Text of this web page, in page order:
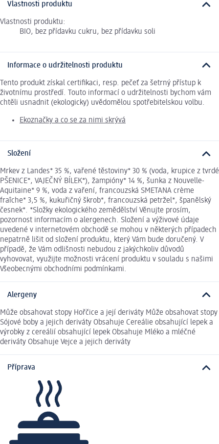
Vlastnosti produktu
Vlastnosti produktu:
BIO, bez přídavku cukru, bez přídavku soli
Informace o udržitelnosti produktu
Tento produkt získal certifikaci, resp. pečeť za šetrný přístup k
životnímu prostředí. Touto informací o udržitelnosti bychom vám
chtěli usnadnit (ekologicky) uvědomělou spotřebitelskou volbu.
Ekoznačky a co se za nimi skrývá
Složení
Mrkev z Landes* 35 %, vařené těstoviny* 30 % (voda, krupice z tvrdé
PŠENICE*, VAJEČNÝ BÍLEK*), žampióny* 14 %, šunka z Nouvelle-
Aquitaine* 9 %, voda z vaření, francouzská SMETANA crème
fraîche* 3,5 %, kukuřičný škrob*, francouzská petržel*, španělský
česnek*. *Složky ekologického zemědělství Věnujte prosím,
pozornost informacím o alergenech. Složení a výživové údaje
uvedené v internetovém obchodě se mohou v některých případech
nepatrně lišit od složení produktu, který Vám bude doručený. V
případě, že Vám odlišnosti nebudou z jakýchkoliv důvodů
vyhovovat, využijte možnosti vrácení produktu v souladu s našimi
Všeobecnými obchodními podmínkami.
Alergeny
Může obsahovat stopy Hořčice a její deriváty Může obsahovat stopy
Sójové boby a jejich deriváty Obsahuje Cereálie obsahující lepek a
výrobky z cereálií obsahující lepek Obsahuje Mléko a mléčné
deriváty Obsahuje Vejce a jejich deriváty
Příprava